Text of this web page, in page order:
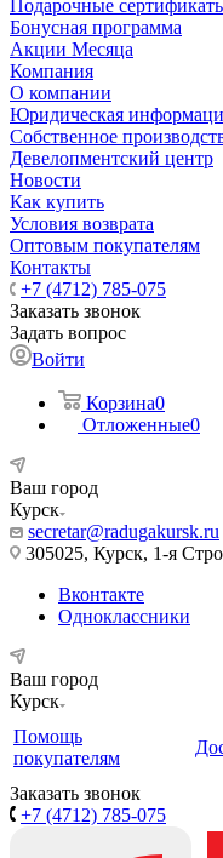
Подарочные
Бонусная программа
Акции Месяца
Компания
О компании
Юридическая
Собственное
Девелопментский центр
Новости
Как купить
Условия возврата
Оптовым покупателям
Контакты
+7 (4712) 785-075
Заказать звонок
Задать вопрос
Войти
Корзина0
Отложенные0
Ваш город
Курск
secretar@radugakursk.ru
305025, Курск, 1-я
Вконтакте
Одноклассники
Ваш город
Курск
Помощь
покупателям
Заказать звонок
+7 (4712) 785-075